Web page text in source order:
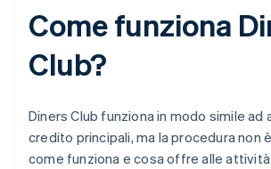
Come funziona
Club?
Diners Club funziona in modo simile ad
credito principali, ma la procedura non
come funziona e cosa offre alle attività